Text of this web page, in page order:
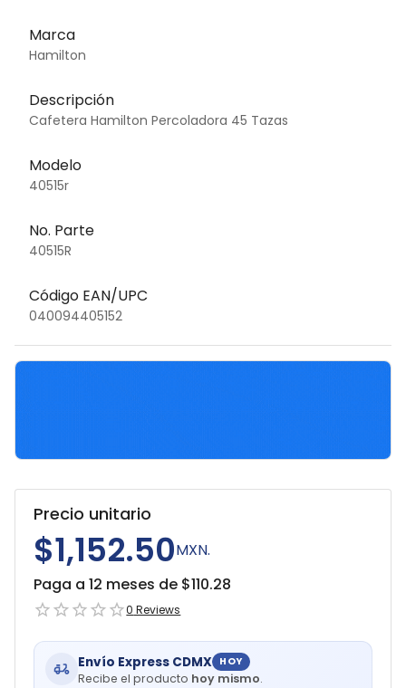
Marca
Hamilton
Descripción
Cafetera Hamilton Percoladora 45 Tazas
Modelo
40515r
No. Parte
40515R
Código EAN/UPC
040094405152
Precio unitario
$1,152.50MXN.
Paga a 12 meses de $110.28
0 Reviews
Envío Express CDMX HOY
Recibe el producto hoy mismo.